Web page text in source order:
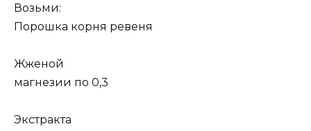
Возьми:
Порошка корня ревеня
Жженой
магнезии по 0,3
Экстракта